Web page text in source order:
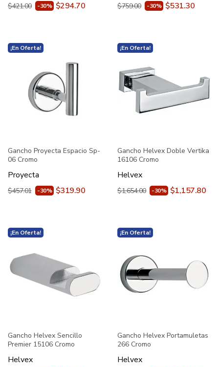
$421.00 -30% $294.70 $759.00 -30% $531.30
¡En Oferta!
Gancho Proyecta Espacio Sp-
06 Cromo
Proyecta
$457.01 -30% $319.90
¡En Oferta!
Gancho Helvex Doble Vertika
16106 Cromo
Helvex
$1,654.00 -30% $1,157.80
¡En Oferta!
Gancho Helvex Sencillo
Premier 15106 Cromo
Helvex
¡En Oferta!
Gancho Helvex Portamuletas
266 Cromo
Helvex